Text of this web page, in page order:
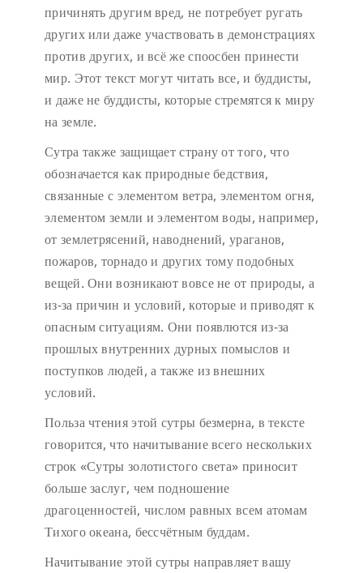
причинять другим вред, не потребует ругать
других или даже участвовать в демонстрациях
против других, и всё же споосбен принести
мир. Этот текст могут читать все, и буддисты,
и даже не буддисты, которые стремятся к миру
на земле.
Сутра также защищает страну от того, что
обозначается как природные бедствия,
связанные с элементом ветра, элементом огня,
элементом земли и элементом воды, например,
от землетрясений, наводнений, ураганов,
пожаров, торнадо и других тому подобных
вещей. Они возникают вовсе не от природы, а
из-за причин и условий, которые и приводят к
опасным ситуациям. Они появлются из-за
прошлых внутренних дурных помыслов и
поступков людей, а также из внешних
условий.
Польза чтения этой сутры безмерна, в тексте
говорится, что начитывание всего нескольких
строк «Сутры золотистого света» приносит
больше заслуг, чем подношение
драгоценностей, числом равных всем атомам
Тихого океана, бессчётным буддам.
Начитывание этой сутры направляет вашу